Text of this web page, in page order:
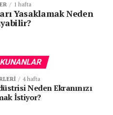
1 hafta
Yasaklamak Neden
4 hafta
Neden Ekranınızı
İstiyor?